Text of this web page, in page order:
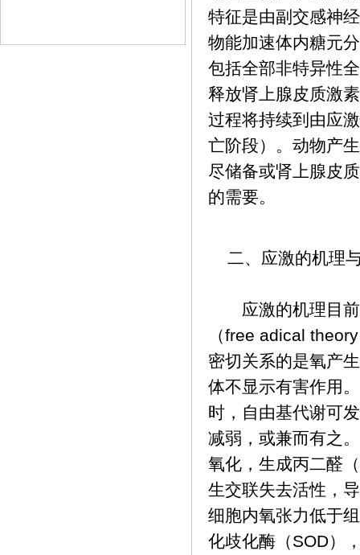
特征是由副交感神
物能加速体内糖元
包括全部非特异性
释放肾上腺皮质激
过程将持续到由应
亡阶段）。动物产
尽储备或肾上腺皮
的需要。
二、应激的机理
应激的机理目前
（free adical
密切关系的是氧产
体不显示有害作用
时，自由基代谢可
减弱，或兼而有之
氧化，生成丙二醛
生交联失去活性，
细胞内氧张力低于
化歧化酶（SOD）